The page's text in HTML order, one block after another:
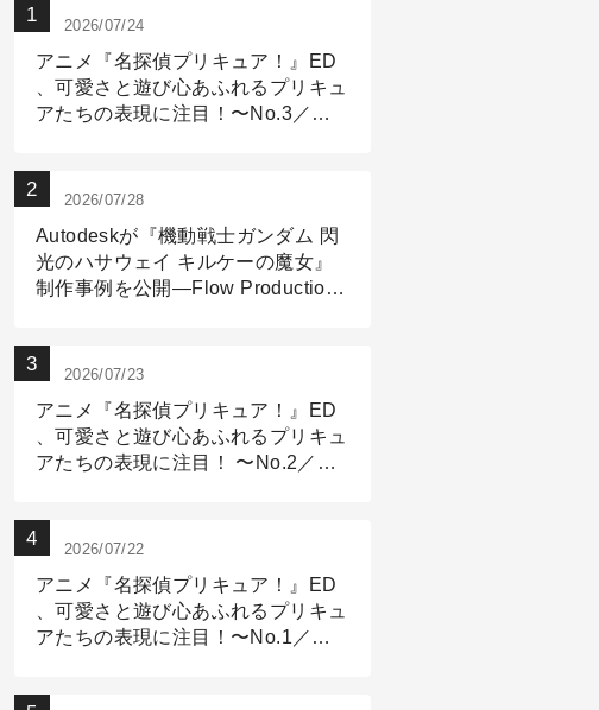
2026/07/24
アニメ『名探偵プリキュア！』ED
、可愛さと遊び心あふれるプリキュ
アたちの表現に注目！〜No.3／ア
2026/07/28
Autodeskが『機動戦士ガンダム 閃
光のハサウェイ キルケーの魔女』
制作事例を公開―Flow Production
2026/07/23
アニメ『名探偵プリキュア！』ED
、可愛さと遊び心あふれるプリキュ
アたちの表現に注目！ 〜No.2／モ
2026/07/22
アニメ『名探偵プリキュア！』ED
、可愛さと遊び心あふれるプリキュ
アたちの表現に注目！〜No.1／演